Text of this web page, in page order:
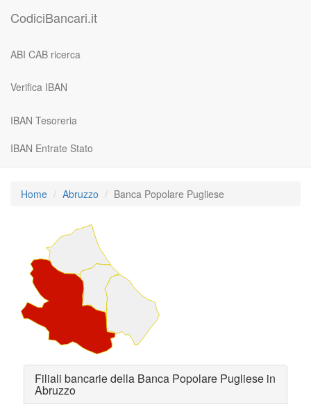
CodiciBancari.it
ABI CAB ricerca
Verifica IBAN
IBAN Tesoreria
IBAN Entrate Stato
Home Abruzzo Banca Popolare Pugliese
Filiali bancarie della Banca Popolare Pugliese in
Abruzzo